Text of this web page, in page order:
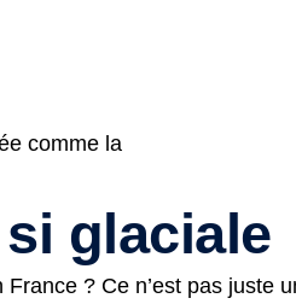
comme la
glaciale
? Ce n’est pas juste